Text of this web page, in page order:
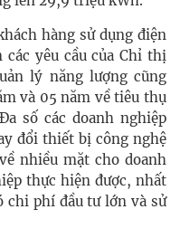
hàng sử dụng điện
yêu cầu của Chỉ thị
lý năng lượng cũng
và 05 năm về tiêu thụ
số các doanh nghiệp
đổi thiết bị công nghệ
nhiều mặt cho doanh
thực hiện được, nhất
chi phí đầu tư lớn và sử